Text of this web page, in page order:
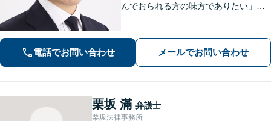
んでおられる方の味方でありたい」
EやChatworkなどに対応」
電話でお問い合わせ メールでお問い合わせ
栗坂 滿 弁護士
栗坂法律事務所